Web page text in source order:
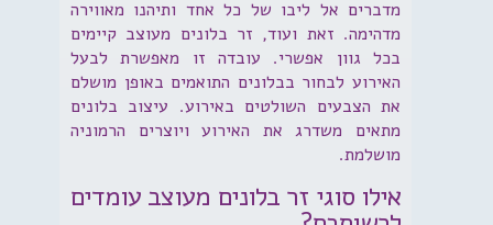
מדברים אל ליבו של כל אחד ותיהנו מאווירה
מדהימה. זאת ועוד, זר בלונים מעוצב קיימים
בכל גוון אפשרי. עובדה זו מאפשרת לבעל
האירוע לבחור בבלונים התואמים באופן מושלם
את הצבעים השולטים באירוע. עיצוב בלונים
מתאים משדרג את האירוע ויוצרים הרמוניה
מושלמת.
אילו סוגי זר בלונים מעוצב עומדים